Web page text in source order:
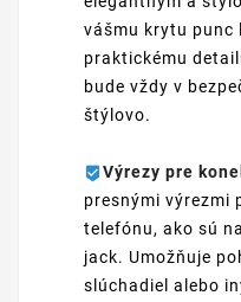
vášmu krytu punc
praktickému
bude vždy v
štýlovo.
Výrezy pre
presnými výrezmi
telefónu, ako sú
jack. Umožňuje
slúchadiel alebo